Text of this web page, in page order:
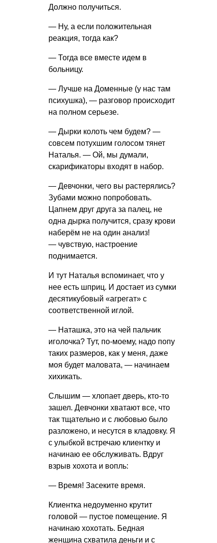
Должно получиться.
— Ну, а если положительная
реакция, тогда как?
— Тогда все вместе идем в
больницу.
— Лучше на Доменные (у нас там
психушка), — разговор происходит
на полном серьезе.
— Дырки колоть чем будем? —
совсем потухшим голосом тянет
Наталья. — Ой, мы думали,
скарификаторы входят в набор.
— Девчонки, чего вы растерялись?
Зубами можно попробовать.
Цапнем друг друга за палец, не
одна дырка получится, сразу крови
наберём не на один анализ!
— чувствую, настроение
поднимается.
И тут Наталья вспоминает, что у
нее есть шприц. И достает из сумки
десятикубовый «агрегат» с
соответственной иглой.
— Наташка, это на чей пальчик
иголочка? Тут, по-моему, надо попу
таких размеров, как у меня, даже
моя будет маловата, — начинаем
хихикать.
Слышим — хлопает дверь, кто-то
зашел. Девчонки хватают все, что
так тщательно и с любовью было
разложено, и несутся в кладовку. Я
с улыбкой встречаю клиентку и
начинаю ее обслуживать. Вдруг
взрыв хохота и вопль:
— Время! Засеките время.
Клиентка недоуменно крутит
головой — пустое помещение. Я
начинаю хохотать. Бедная
женщина схватила деньги и с